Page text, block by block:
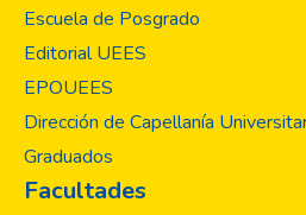
Escuela de Posgrado
Editorial UEES
EPOUEES
Dirección de Capellanía
Graduados
Facultades